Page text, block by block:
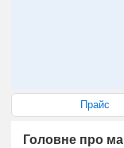
Прайс
Головне про